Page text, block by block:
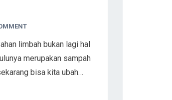
limbah bukan lagi hal
merupakan sampah
bisa kita ubah…